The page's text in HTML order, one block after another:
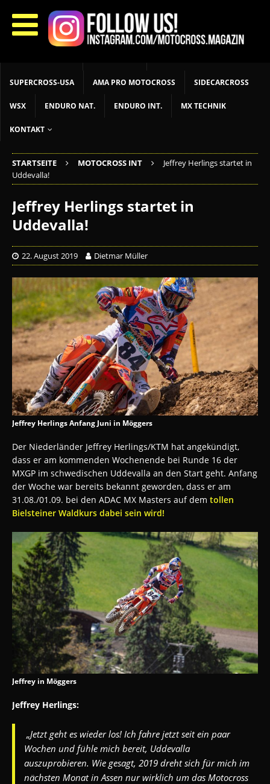
START LIVETIMING MX NEWS MX YOUTH
MX WOMEN MXGP ADAC MX MASTERS MOTOCROSS INT
SUPERCROSS-USA AMA PRO MOTOCROSS SIDECARCROSS
WSX ENDURO NAT. ENDURO INT. MX TECHNIK
KONTAKT
STARTSEITE MOTOCROSS INT
Jeffrey Herlings startet in
Uddevalla!
Jeffrey Herlings startet in
Uddevalla!
22. August 2019 Dietmar Müller
Jeffrey Herlings Anfang Juni in Möggers
Der Niederländer Jeffrey Herlings/KTM hat angekündigt,
dass er am kommenden Wochenende bei Runde 16 der
MXGP im schwedischen Uddevalla an den Start geht. Anfang
der Woche war bereits bekannt geworden, dass er am
31.08./01.09. bei den ADAC MX Masters auf dem tollen
Bielsteiner Waldkurs dabei sein wird!
Jeffrey in Möggers
Jeffrey Herlings:
„Jetzt geht es wieder los! Ich fahre jetzt seit ein paar
Wochen und fühle mich bereit, Uddevalla
auszuprobieren. Wie gesagt, 2019 dreht sich für mich im
nächsten Monat in Assen nur wirklich um das Motocross